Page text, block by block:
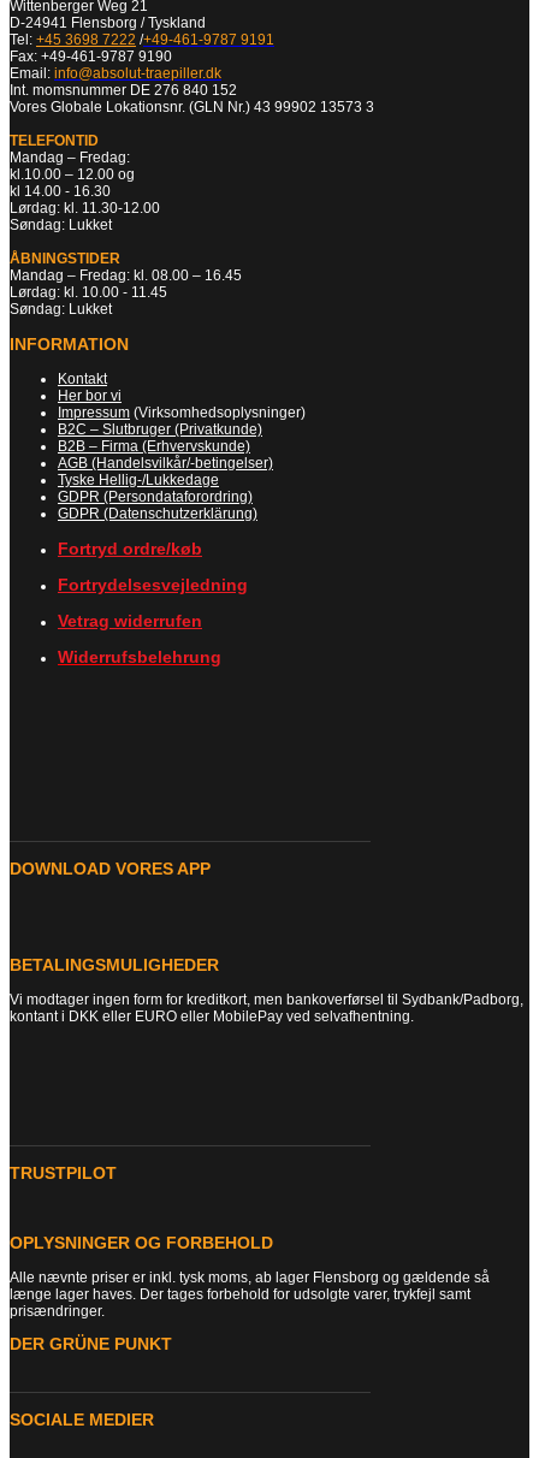
Wittenberger Weg 21
D-24941 Flensborg / Tyskland
Tel: +45 3698 7222 /+49-461-9787 9191
Fax: +49-461-9787 9190
Email: info@absolut-traepiller.dk
Int. momsnummer DE 276 840 152
Vores Globale Lokationsnr. (GLN Nr.) 43 99902 13573 3
TELEFONTID
Mandag – Fredag:
kl.10.00 – 12.00 og
kl 14.00 - 16.30
Lørdag: kl. 11.30-12.00
Søndag: Lukket
ÅBNINGSTIDER
Mandag – Fredag: kl. 08.00 – 16.45
Lørdag: kl. 10.00 - 11.45
Søndag: Lukket
INFORMATION
Kontakt
Her bor vi
Impressum (Virksomhedsoplysninger)
B2C – Slutbruger (Privatkunde)
B2B – Firma (Erhvervskunde)
AGB (Handelsvilkår/-betingelser)
Tyske Hellig-/Lukkedage
GDPR (Persondataforordring)
GDPR (Datenschutzerklärung)
Fortryd ordre/køb
Fortrydelsesvejledning
Vetrag widerrufen
Widerrufsbelehrung
DOWNLOAD VORES APP
BETALINGSMULIGHEDER
Vi modtager ingen form for kreditkort, men bankoverførsel til Sydbank/Padborg,
kontant i DKK eller EURO eller MobilePay ved selvafhentning.
TRUSTPILOT
OPLYSNINGER OG FORBEHOLD
Alle nævnte priser er inkl. tysk moms, ab lager Flensborg og gældende så
længe lager haves. Der tages forbehold for udsolgte varer, trykfejl samt
prisændringer.
DER GRÜNE PUNKT
SOCIALE MEDIER